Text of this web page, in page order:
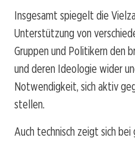
Insgesamt spiegelt die
Unterstützung von
Gruppen und Politikern den
und deren Ideologie wider
Notwendigkeit, sich aktiv
stellen.
Auch technisch zeigt sich